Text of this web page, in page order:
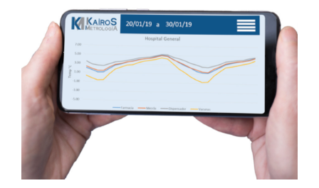
Calificación
Central De Mezclas